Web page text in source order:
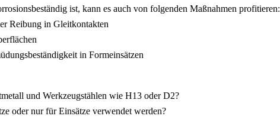
ist, kann es auch von folgenden Maßnahmen profitieren:
Reibung in Gleitkontakten
in Formeinsätzen
und Werkzeugstählen wie H13 oder D2?
oder nur für Einsätze verwendet werden?